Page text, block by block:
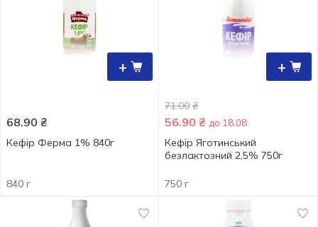
+
68.90 ₴
Кефір Ферма 1% 840г
840 г
+
71.00 ₴
56.90 ₴ до 18.08
Кефір Яготинський
безлактозний 2,5% 750г
750 г